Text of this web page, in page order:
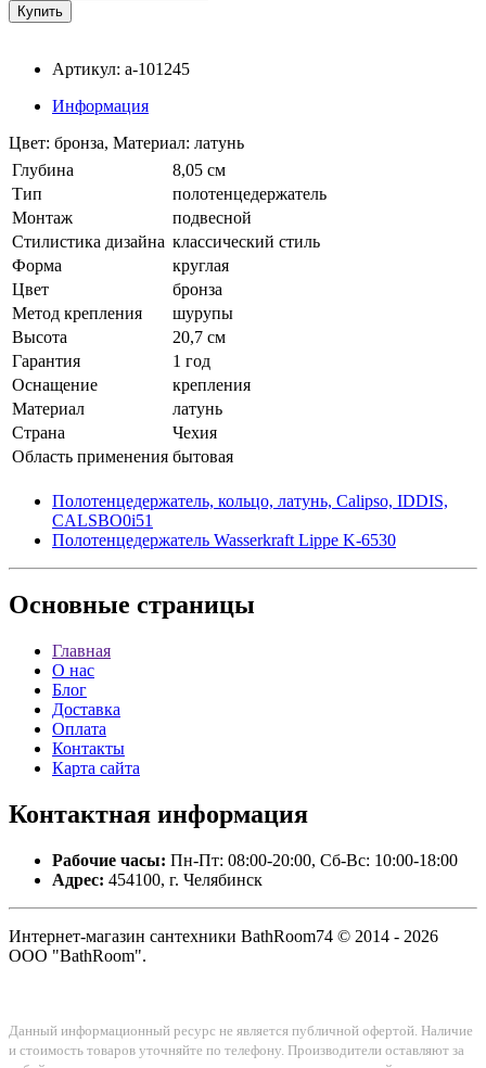
Артикул: a-101245
Информация
Цвет: бронза, Материал: латунь
Глубина
8,05 см
Тип
полотенцедержатель
Монтаж
подвесной
Стилистика дизайна классический стиль
Форма
круглая
Цвет
бронза
Метод крепления
шурупы
Высота
20,7 см
Гарантия
1 год
Оснащение
крепления
Материал
латунь
Страна
Чехия
Область применения бытовая
Полотенцедержатель, кольцо, латунь, Calipso, IDDIS,
CALSBO0i51
Полотенцедержатель Wasserkraft Lippe K-6530
Основные страницы
Главная
О нас
Блог
Доставка
Оплата
Контакты
Карта сайта
Контактная информация
Рабочие часы: Пн-Пт: 08:00-20:00, Сб-Вс: 10:00-18:00
Адрес: 454100, г. Челябинск
Интернет-магазин сантехники BathRoom74 © 2014 - 2026
ООО "BathRoom".
Данный информационный ресурс не является публичной офертой. Наличие
и стоимость товаров уточняйте по телефону. Производители оставляют за